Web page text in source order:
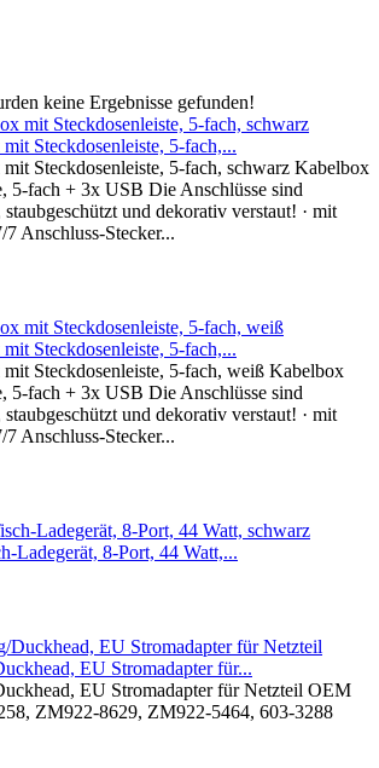
keine Ergebnisse gefunden!
Steckdosenleiste, 5-fach,...
Steckdosenleiste, 5-fach, schwarz Kabelbox
5-fach + 3x USB Die Anschlüsse sind
staubgeschützt und dekorativ verstaut! · mit
Anschluss-Stecker...
Steckdosenleiste, 5-fach,...
Steckdosenleiste, 5-fach, weiß Kabelbox
5-fach + 3x USB Die Anschlüsse sind
staubgeschützt und dekorativ verstaut! · mit
Anschluss-Stecker...
Ladegerät, 8-Port, 44 Watt,...
EU Stromadapter für...
EU Stromadapter für Netzteil OEM
ZM922-8629, ZM922-5464, 603-3288